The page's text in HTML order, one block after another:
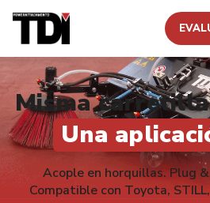
Misma
Una
Acople en horquillas. Plug
Compatible con Toyota,